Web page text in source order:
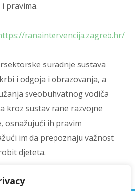
pravima.
ranaintervencija.zagreb.hr/
suradnje sustava
i odgoja i obrazovanja, a
sveobuhvatnog vodiča
kroz sustav rane razvojne
osnažujući ih pravim
im da prepoznaju važnost
djeteta.
vc_row]